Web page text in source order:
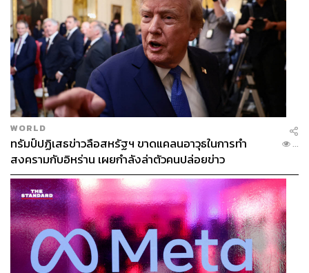
WORLD
ทรัมป์ปฏิเสธข่าวลือสหรัฐฯ ขาดแคลนอาวุธในการทำ
สงครามกับอิหร่าน เผยกำลังล่าตัวคนปล่อยข่าว
...